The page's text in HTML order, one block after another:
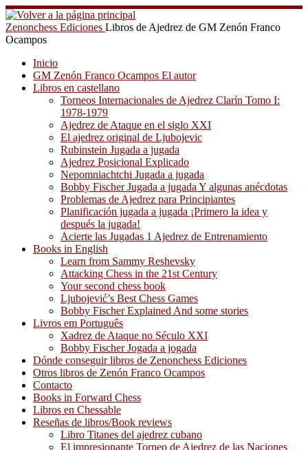
Saltar
al
contenido
Zenonchess Ediciones Libros de Ajedrez de GM Zenón Franco
Ocampos
Inicio
GM Zenón Franco Ocampos El autor
Libros en castellano
Torneos Internacionales de Ajedrez Clarín Tomo I:
1978-1979
Ajedrez de Ataque en el siglo XXI
El ajedrez original de Ljubojevic
Rubinstein Jugada a jugada
Ajedrez Posicional Explicado
Nepomniachtchi Jugada a jugada
Bobby Fischer Jugada a jugada Y algunas anécdotas
Problemas de Ajedrez para Principiantes
Planificación jugada a jugada ¡Primero la idea y
después la jugada!
Acierte las Jugadas 1 Ajedrez de Entrenamiento
Books in English
Learn from Sammy Reshevsky
Attacking Chess in the 21st Century
Your second chess book
Ljubojević’s Best Chess Games
Bobby Fischer Explained And some stories
Livros em Português
Xadrez de Ataque no Século XXI
Bobby Fischer Jogada a jogada
Dónde conseguir libros de Zenonchess Ediciones
Otros libros de Zenón Franco Ocampos
Contacto
Books in Forward Chess
Libros en Chessable
Reseñas de libros/Book reviews
Libro Titanes del ajedrez cubano
El impresionante Torneo de Ajedrez de las Naciones